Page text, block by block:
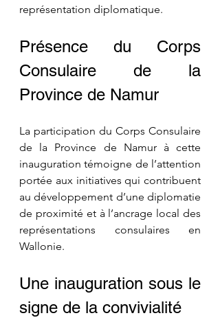
représentation diplomatique.
Présence du Corps
Consulaire de la
Province de Namur
La participation du Corps Consulaire
de la Province de Namur à cette
inauguration témoigne de l’attention
portée aux initiatives qui contribuent
au développement d’une diplomatie
de proximité et à l’ancrage local des
représentations consulaires en
Wallonie.
Une inauguration sous le
signe de la convivialité